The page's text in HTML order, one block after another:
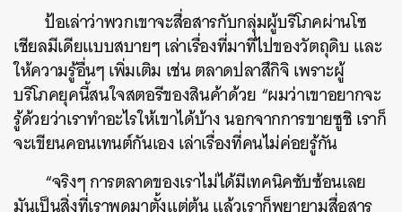
ป้อเล่าว่าพวกเขาจะสื่อสารกับกลุ่มผู้บริโภคผ่านโซ
เชียลมีเดียแบบสบายๆ เล่าเรื่องที่มาที่ไปของวัตถุดิบ และ
ให้ความรู้อื่นๆ เพิ่มเติม เช่น ตลาดปลาสึกิจิ เพราะผู้
บริโภคยุคนี้สนใจสตอรีของสินค้าด้วย “ผมว่าเขาอยากจะ
รู้ด้วยว่าเราทำอะไรให้เขาได้บ้าง นอกจากการขายซูชิ เราก็
จะเขียนคอนเทนต์กันเอง เล่าเรื่องที่คนไม่ค่อยรู้กัน
“จริงๆ การตลาดของเราไม่ได้มีเทคนิคซับซ้อนเลย